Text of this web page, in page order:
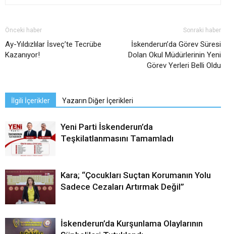
Önceki haber
Ay-Yıldızlılar İsveç’te Tecrübe
Kazanıyor!
Sonraki haber
İskenderun’da Görev Süresi
Dolan Okul Müdürlerinin Yeni
Görev Yerleri Belli Oldu
İlgili İçerikler Yazarın Diğer İçerikleri
Yeni Parti İskenderun’da
Teşkilatlanmasını Tamamladı
Kara; “Çocukları Suçtan Korumanın Yolu
Sadece Cezaları Artırmak Değil”
İskenderun’da Kurşunlama Olaylarının